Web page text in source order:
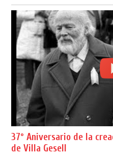
37º Aniversario de la
de Villa Gesell